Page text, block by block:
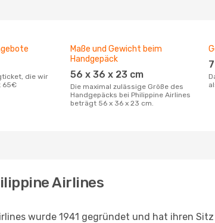
65€
Maße und Gewicht beim
Handgepäck
56 x 36 x 23 cm
Die maximal zulässige Größe des
Handgepäcks bei Philippine Airlines
beträgt 56 x 36 x 23 cm.
Das Handgepäck darf nicht schwerer
Airlines
wurde 1941 gegründet und hat ihren